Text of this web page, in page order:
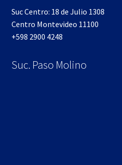
Suc Centro: 18 de Julio 1308
Centro Montevideo 11100
+598 2900 4248
Suc. Paso Molino